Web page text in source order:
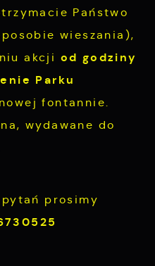
Państwo
wieszania),
akcji od godziny
Parku
fontannie.
wydawane do
prosimy